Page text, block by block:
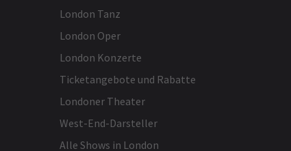
London Tanz
London Oper
London Konzerte
Ticketangebote und Rabatte
Londoner Theater
West-End-Darsteller
Alle Shows in London